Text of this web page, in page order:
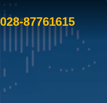
028-87761615